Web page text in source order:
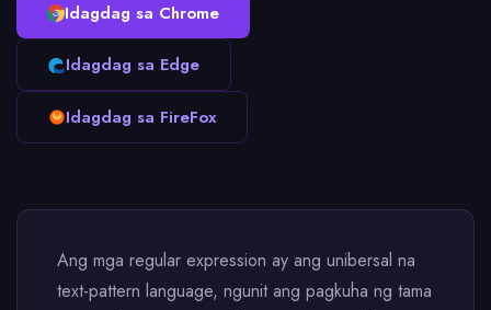
Idagdag sa Chrome
Idagdag sa Edge
Idagdag sa FireFox
Ang mga regular expression ay ang unibersal na
text-pattern language, ngunit ang pagkuha ng tama